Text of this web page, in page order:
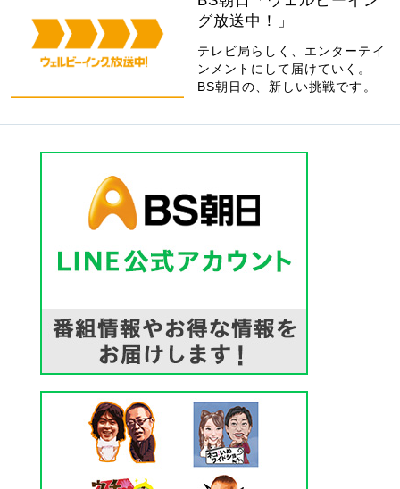
グ放送中！」
テレビ局らしく、エンターテイ
ンメントにして届けていく。
BS朝日の、新しい挑戦です。